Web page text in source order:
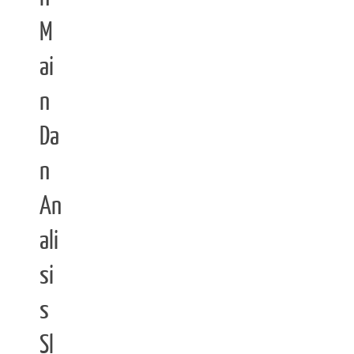
M
ai
n
Da
n
An
ali
si
s
Sl